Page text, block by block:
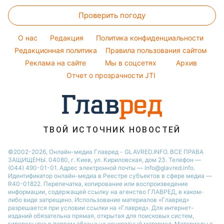
Ани Лорак
Алла Пугачева
Максим Галкин
Настя Каменских
Праздничное меню
Стирка
Комнатные растения
Курс валют
Магнитные бури
Погода на сегодня
Погода на завтра
Пылевая буря
Проверить погоду
O нас Редакция
Политика конфиденциальности
Редакционная политика
Правила пользования сайтом
Реклама на сайте
Мы в соцсетях
Архив
Отчет о прозрачности JTI
ТВОЙ ИСТОЧНИК НОВОСТЕЙ
©2002-2026, Онлайн-медиа Главред - GLAVRED.INFO. ВСЕ ПРАВА
ЗАЩИЩЕНЫ. 04080, г. Киев, ул. Кириловская, дом 23. Телефон —
(044) 490-01-01. Адрес электронной почты — info@glavred.info.
Идентификатор онлайн-медиа в Реестре cубъектов в сфере медиа —
R40-01822. Перепечатка, копирование или воспроизведение
информации, содержащей ссылку на агенство ГЛАВРЕД, в каком-
либо виде запрещено. Использование материалов «Главред»
разрешается при условии ссылки на «Главред». Для интернет-
изданий обязательна прямая, открытая для поисковых систем,